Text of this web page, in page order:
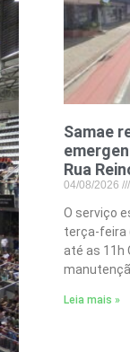
Samae
Rua
04/08/2026
O serviço
terça-feira
até as 11h
Leia mais »